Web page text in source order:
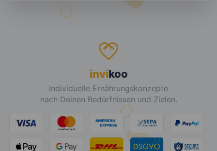
invikoo
Individuelle Ernährungskonzepte
nach Deinen Bedürfnissen und Zielen.